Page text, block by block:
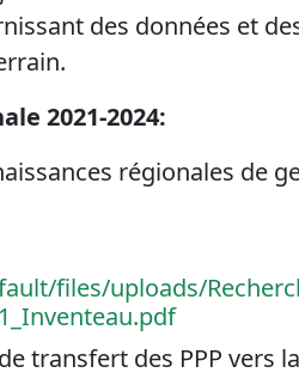
des données et
2021-2024:
régionales de
files/uploads/
transfert des PPP vers